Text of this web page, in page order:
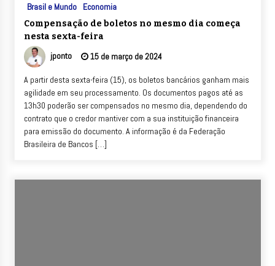
Brasil e Mundo Economia
Compensação de boletos no mesmo dia começa
nesta sexta-feira
jponto 15 de março de 2024
A partir desta sexta-feira (15), os boletos bancários ganham mais
agilidade em seu processamento. Os documentos pagos até as
13h30 poderão ser compensados no mesmo dia, dependendo do
contrato que o credor mantiver com a sua instituição financeira
para emissão do documento. A informação é da Federação
Brasileira de Bancos […]